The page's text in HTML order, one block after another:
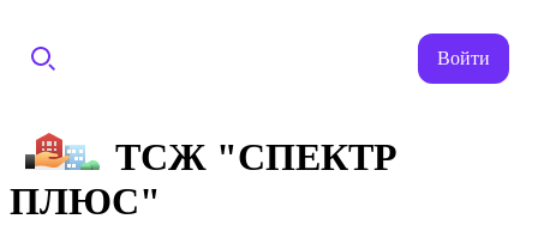
Войти
ТСЖ "СПЕКТР
ПЛЮС"